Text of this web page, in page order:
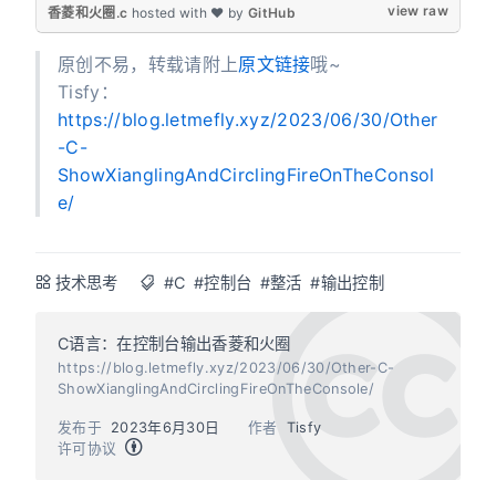
view raw
香菱和火圈.c hosted with ❤ byGitHub
原创不易，转载请附上原文链接哦~
Tisfy：
https://blog.letmefly.xyz/2023/06/30/Other
-C-
ShowXianglingAndCirclingFireOnTheConsol
e/
技术思考 #C #控制台 #整活 #输出控制
C语言：在控制台输出香菱和火圈
https://blog.letmefly.xyz/2023/06/30/Other-C-
ShowXianglingAndCirclingFireOnTheConsole/
作者 Tisfy
发布于
2023年6月30日
许可协议